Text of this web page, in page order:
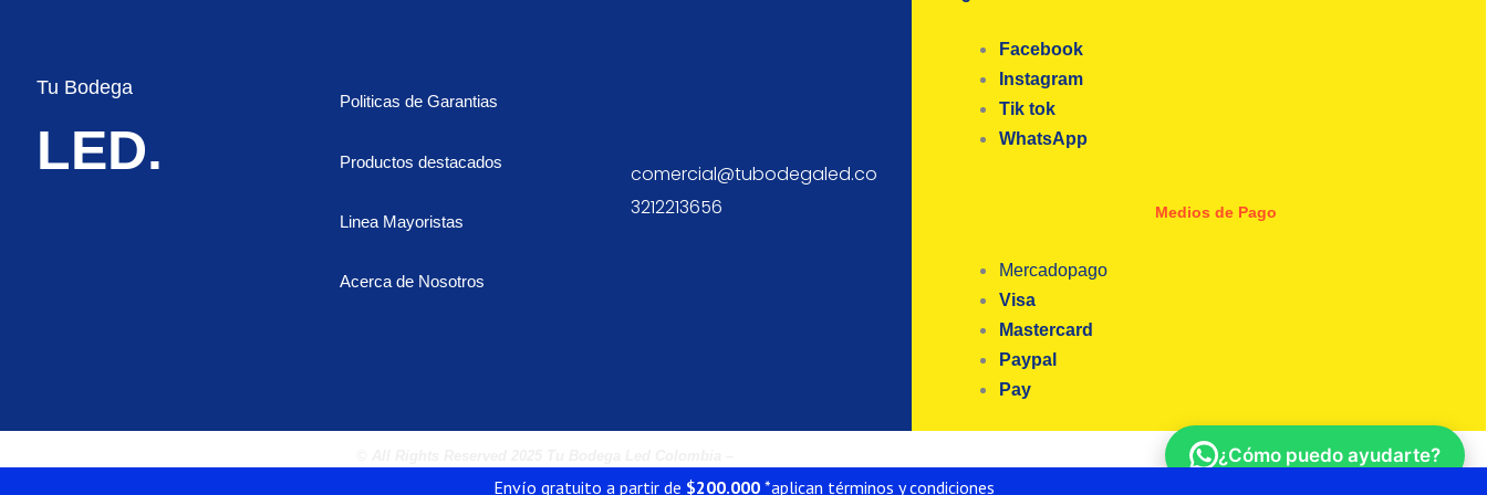
cantidad
Tu Bodega
LED.
Politicas de Garantias
Productos destacados
Linea Mayoristas
Acerca de Nosotros
comercial@tubodegaled.co
3212213656
Facebook
Instagram
Tik tok
WhatsApp
Medios de Pago
Mercadopago
Visa
Mastercard
Paypal
Pay
¿Cómo puedo ayudarte?
Envío gratuito a partir de $200.000*aplican términos y condiciones